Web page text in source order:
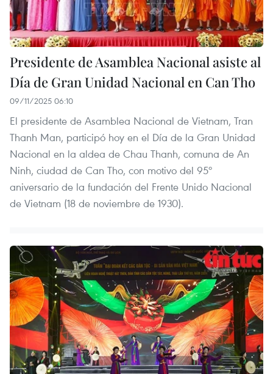
Presidente de Asamblea Nacional asiste al
Día de Gran Unidad Nacional en Can Tho
09/11/2025 06:10
El presidente de Asamblea Nacional de Vietnam, Tran
Thanh Man, participó hoy en el Día de la Gran Unidad
Nacional en la aldea de Chau Thanh, comuna de An
Ninh, ciudad de Can Tho, con motivo del 95º
aniversario de la fundación del Frente Unido Nacional
de Vietnam (18 de noviembre de 1930).